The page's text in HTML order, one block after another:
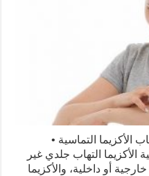
الأكزيما التماسية •
الأكزيما التهاب جلدي غير
أو داخلية، والأكزيما